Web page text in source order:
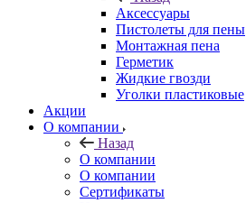
Аксессуары
Пистолеты для пены
Монтажная пена
Герметик
Жидкие гвозди
Уголки пластиковые
Акции
О компании
Назад
О компании
О компании
Сертификаты